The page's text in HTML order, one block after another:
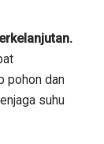
pohon dan
suhu